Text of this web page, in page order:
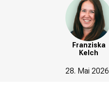
Verschlusssache Prüfung
Wissen. Macht. Gerechtigkeit.
Wikipedia-Schwesterprojekte
Franziska
Kelch
28. Mai 2026